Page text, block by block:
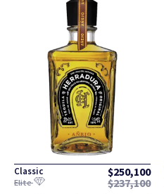
Classic $250,100
Elite $237,100